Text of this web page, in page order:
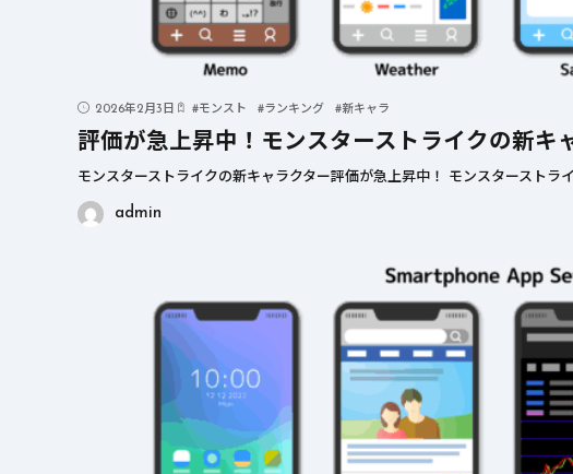
2026年2月3日 #モンスト #ランキング #新キャラ
評価が急上昇中！モンスターストライクの新キ
モンスターストライクの新キャラクター評価が急上昇中！ モンスターストラ
admin